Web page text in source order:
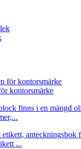
kontorsmärke
...